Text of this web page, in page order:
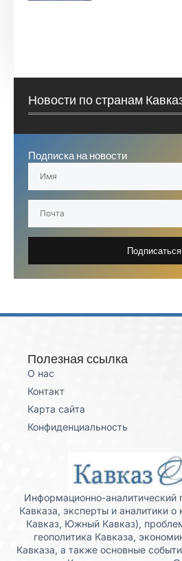
Новости по странам
Подписка на новости
Подписаться
Полезная ссылка
О нас
Контакт
Карта сайта
Конфиденциальность
Информационно-аналитический
Кавказа, эксперты и аналитики
Кавказ, Южный Кавказ),
геополитика Кавказа,
Кавказа, а также основные